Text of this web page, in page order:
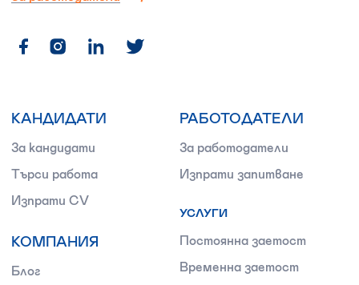
КАНДИДАТИ
За кандидати
Търси работа
Изпрати CV
КОМПАНИЯ
Блог
РАБОТОДАТЕЛИ
За работодатели
Изпрати запитване
УСЛУГИ
Постоянна заетост
Временна заетост